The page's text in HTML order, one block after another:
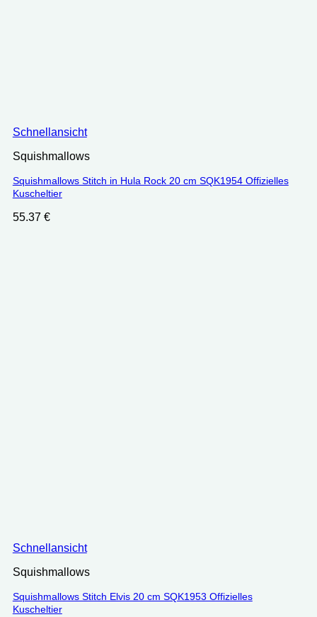
Schnellansicht
Squishmallows
Squishmallows Stitch in Hula Rock 20 cm SQK1954 Offizielles
Kuscheltier
55.37 €
Schnellansicht
Squishmallows
Squishmallows Stitch Elvis 20 cm ‎SQK1953 Offizielles
Kuscheltier